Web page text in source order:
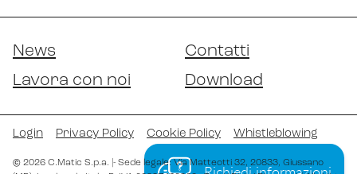
News
Contatti
Lavora con noi
Download
Login Privacy Policy Cookie Policy Whistleblowing
© 2026 C.Matic S.p.a. - Sede legale: Via Matteotti 32, 20833, Giussano